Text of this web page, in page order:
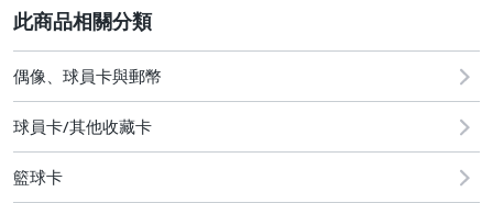
偶像、球員卡與郵幣
偶像、球員卡與郵幣
球員卡/其他收藏卡
籃球卡